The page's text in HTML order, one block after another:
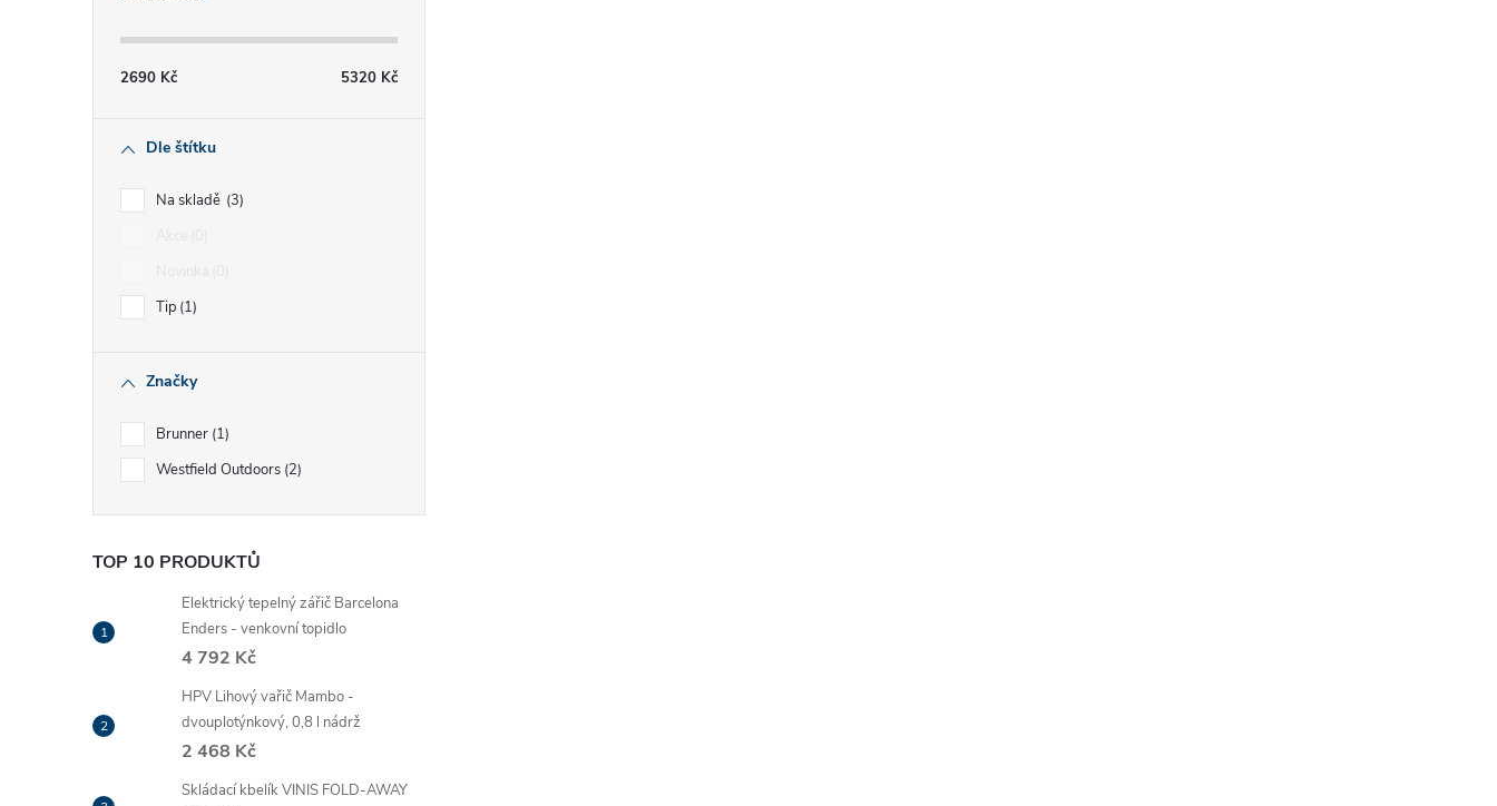
2690 Kč 5320 Kč
Dle štítku
Na skladě 3
Tip 1
Značky
Brunner 1
Westfield Outdoors 2
TOP 10 PRODUKTŮ
Elektrický tepelný zářič Barcelona
Enders - venkovní topidlo
4 792 Kč
HPV Lihový vařič Mambo -
dvouplotýnkový, 0,8 l nádrž
2 468 Kč
Skládací kbelík VINIS FOLD-AWAY